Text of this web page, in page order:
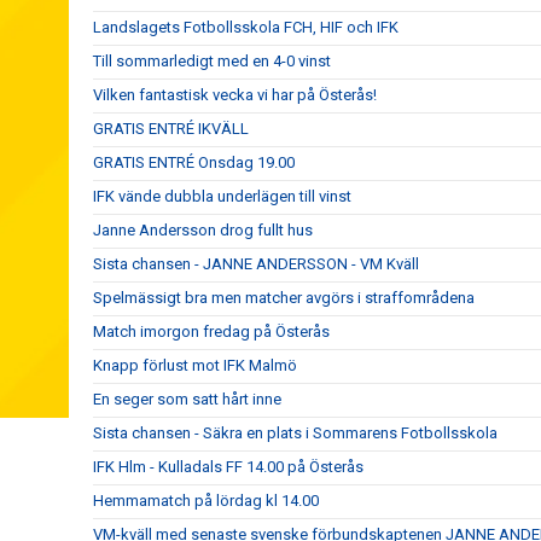
Landslagets Fotbollsskola FCH, HIF och IFK
Till sommarledigt med en 4-0 vinst
Vilken fantastisk vecka vi har på Österås!
GRATIS ENTRÉ IKVÄLL
GRATIS ENTRÉ Onsdag 19.00
IFK vände dubbla underlägen till vinst
Janne Andersson drog fullt hus
Sista chansen - JANNE ANDERSSON - VM Kväll
Spelmässigt bra men matcher avgörs i straffområdena
Match imorgon fredag på Österås
Knapp förlust mot IFK Malmö
En seger som satt hårt inne
Sista chansen - Säkra en plats i Sommarens Fotbollsskola
IFK Hlm - Kulladals FF 14.00 på Österås
Hemmamatch på lördag kl 14.00
VM-kväll med senaste svenske förbundskaptenen JANNE